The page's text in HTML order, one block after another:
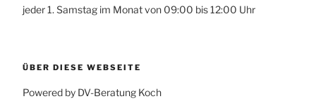
jeder 1. Samstag im Monat von 09:00 bis 12:00 Uhr
ÜBER DIESE WEBSEITE
Powered by DV-Beratung Koch